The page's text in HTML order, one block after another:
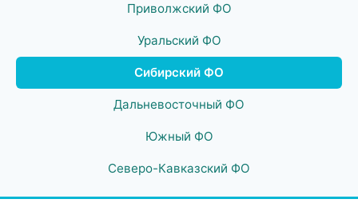
Приволжский ФО
Уральский ФО
Сибирский ФО
Дальневосточный ФО
Южный ФО
Северо-Кавказский ФО